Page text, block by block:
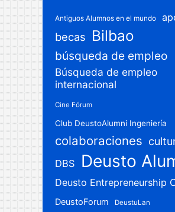
Antiguos Alumnos en el mundo
becas Bilbao
búsqueda de empleo
Búsqueda de empleo
internacional
Cine Fórum
Club DeustoAlumni Ingeniería
colaboraciones
DBS Deusto
Deusto Entrepreneurship
DeustoForum DeustuLan